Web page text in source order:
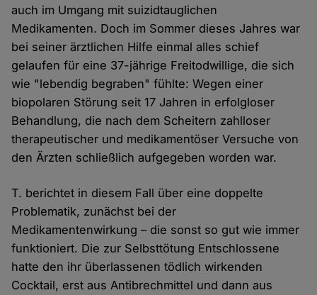
auch im Umgang mit suizidtauglichen
Medikamenten. Doch im Sommer dieses Jahres war
bei seiner ärztlichen Hilfe einmal alles schief
gelaufen für eine 37-jährige Freitodwillige, die sich
wie "lebendig begraben" fühlte: Wegen einer
biopolaren Störung seit 17 Jahren in erfolgloser
Behandlung, die nach dem Scheitern zahlloser
therapeutischer und medikamentöser Versuche von
den Ärzten schließlich aufgegeben worden war.
T. berichtet in diesem Fall über eine doppelte
Problematik, zunächst bei der
Medikamentenwirkung – die sonst so gut wie immer
funktioniert. Die zur Selbsttötung Entschlossene
hatte den ihr überlassenen tödlich wirkenden
Cocktail, erst aus Antibrechmittel und dann aus